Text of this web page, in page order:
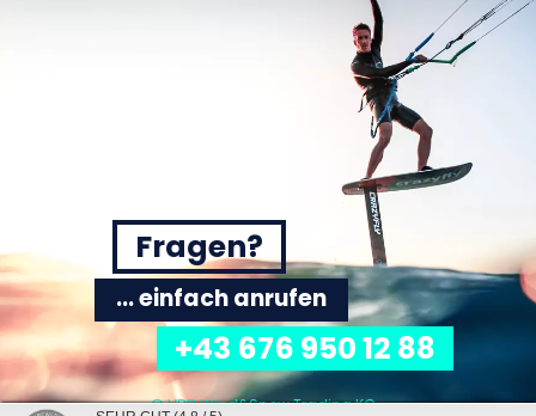
© VDB Wind&Snow Trading KG
Fragen?
... einfach anrufen
+43 676 950 12 88